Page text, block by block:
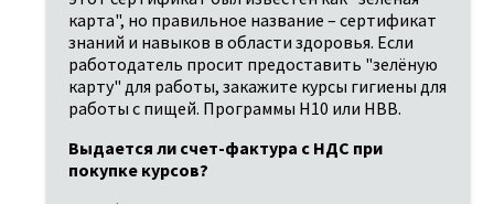
карта", но правильное название – сертификат
знаний и навыков в области здоровья. Если
работодатель просит предоставить "зелёную
карту" для работы, закажите курсы гигиены для
работы с пищей. Программы H10 или HBB.
Выдается ли счет-фактура с НДС при
покупке курсов?